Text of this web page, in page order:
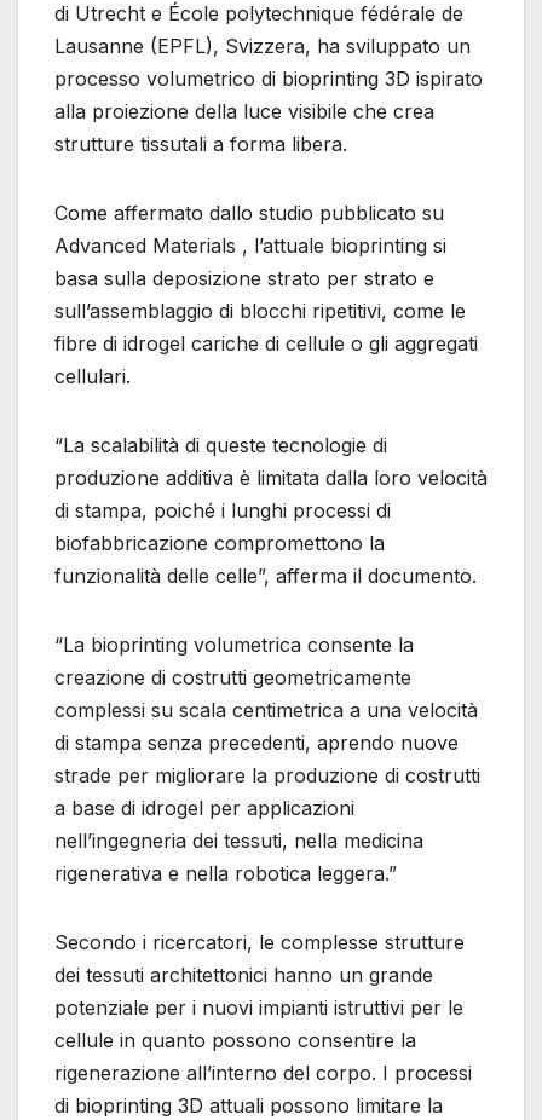
di Utrecht e École polytechnique fédérale de
Lausanne (EPFL), Svizzera, ha sviluppato un
processo volumetrico di bioprinting 3D ispirato
alla proiezione della luce visibile che crea
strutture tissutali a forma libera.
Come affermato dallo studio pubblicato su
Advanced Materials , l’attuale bioprinting si
basa sulla deposizione strato per strato e
sull’assemblaggio di blocchi ripetitivi, come le
fibre di idrogel cariche di cellule o gli aggregati
cellulari.
“La scalabilità di queste tecnologie di
produzione additiva è limitata dalla loro velocità
di stampa, poiché i lunghi processi di
biofabbricazione compromettono la
funzionalità delle celle”, afferma il documento.
“La bioprinting volumetrica consente la
creazione di costrutti geometricamente
complessi su scala centimetrica a una velocità
di stampa senza precedenti, aprendo nuove
strade per migliorare la produzione di costrutti
a base di idrogel per applicazioni
nell’ingegneria dei tessuti, nella medicina
rigenerativa e nella robotica leggera.”
Secondo i ricercatori, le complesse strutture
dei tessuti architettonici hanno un grande
potenziale per i nuovi impianti istruttivi per le
cellule in quanto possono consentire la
rigenerazione all’interno del corpo. I processi
di bioprinting 3D attuali possono limitare la